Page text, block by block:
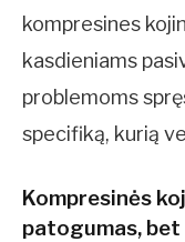
kompresines
kasdieniams
problemoms
specifiką, kurią
Kompresinės
patogumas,